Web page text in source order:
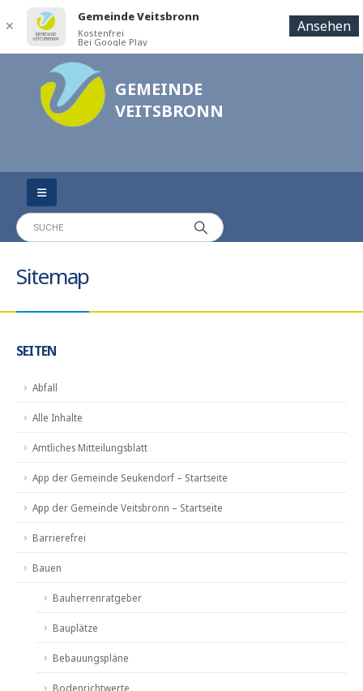
GEMEINDE
VEITSBRONN
Sitemap
SEITEN
Abfall
Alle Inhalte
Amtliches Mitteilungsblatt
App der Gemeinde Seukendorf – Startseite
App der Gemeinde Veitsbronn – Startseite
Barrierefrei
Bauen
Bauherrenratgeber
Bauplätze
Bebauungspläne
Bodenrichtwerte
✕
Gemeinde Veitsbronn
Kostenfrei
Bei Google Play
Ansehen